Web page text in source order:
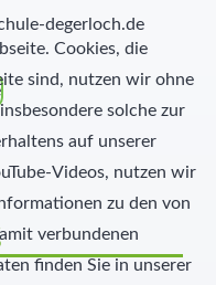
degerloch.de
Cookies, die
sind, nutzen wir ohne
solche zur
auf unserer
Videos, nutzen wir
zu den von
verbundenen
finden Sie in unserer